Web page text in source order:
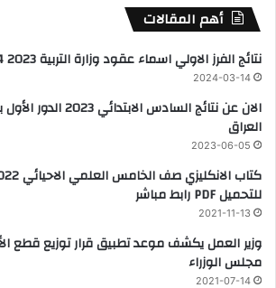
أهم المقالات
نتائج الفرز الاولي اسماء عقود وزارة التربية 2023 2024 ذي قار
2024-03-14
الان عن نتائج السادس
العراق
2023-06-05
للتحميل PDF رابط مباشر
2021-11-13
وزير العمل يكشف موعد تطبيق قرار توزيع قطع
مجلس الوزراء
2021-07-14